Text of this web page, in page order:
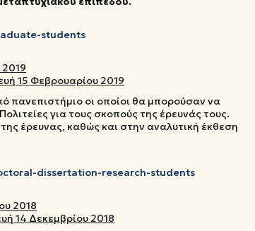
students
15 Φεβρουαρίου 2019
πανεπιστήμιο οι οποίοι θα μπορούσαν να
για τους σκοπούς της έρευνάς τους.
έρευνας, καθώς και στην αναλυτική έκθεση
dissertation-research-students
2018
14 Δεκεμβρίου 2018